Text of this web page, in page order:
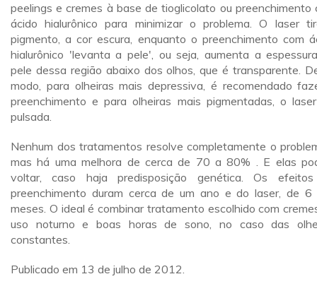
peelings e cremes à base de tioglicolato ou preenchimento
ácido hialurônico para minimizar o problema. O laser
pigmento, a cor escura, enquanto o preenchimento com
hialurônico 'levanta a pele', ou seja, aumenta a
pele dessa região abaixo dos olhos, que é transparente.
modo, para olheiras mais depressiva, é recomendado
preenchimento e para olheiras mais pigmentadas, o
pulsada.
Nenhum dos tratamentos resolve completamente o
mas há uma melhora de cerca de 70 a 80% . E elas
voltar, caso haja predisposição genética. Os
preenchimento duram cerca de um ano e do laser, de
meses. O ideal é combinar tratamento escolhido com
uso noturno e boas horas de sono, no caso das
constantes.
Publicado em 13 de julho de 2012.